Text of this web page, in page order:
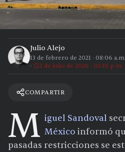
Julio Alejo
13 de febrero de 2021 · 08:06 a.m.
2 de julio de 2026 · 02:10 p.m.
COMPARTIR
M iguel Sandoval
México informó
pasadas restricciones se